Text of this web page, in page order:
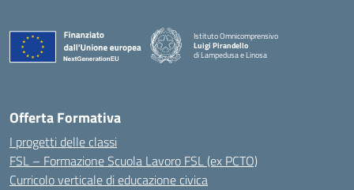
Istituto Omnicomprensivo
Luigi Pirandello
di Lampedusa e Linosa
Offerta Formativa
I progetti delle classi
FSL – Formazione Scuola Lavoro FSL (ex PCTO)
Curricolo verticale di educazione civica